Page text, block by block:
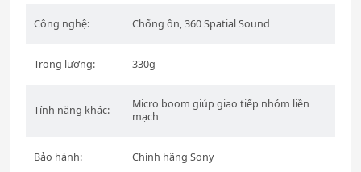
Công nghệ: Chống ồn, 360 Spatial Sound
Trọng lượng: 330g
Tính năng khác:
Micro boom giúp giao tiếp nhóm liền
mạch
Bảo hành: Chính hãng Sony